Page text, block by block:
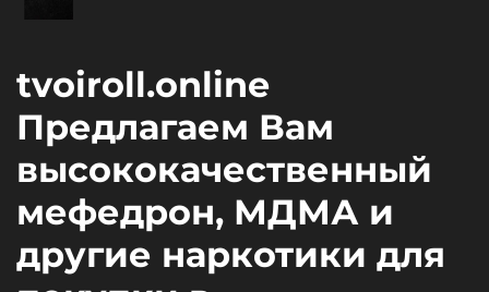
tvoiroll.online
Предлагаем Вам
высококачественный
мефедрон, МДМА и
другие наркотики для